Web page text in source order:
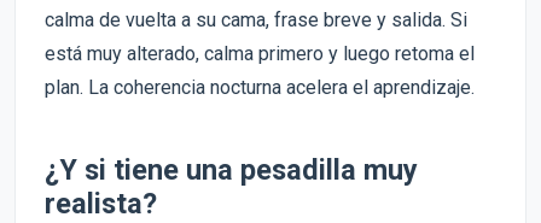
calma de vuelta a su cama, frase breve y salida. Si
está muy alterado, calma primero y luego retoma el
plan. La coherencia nocturna acelera el aprendizaje.
¿Y si tiene una pesadilla muy
realista?